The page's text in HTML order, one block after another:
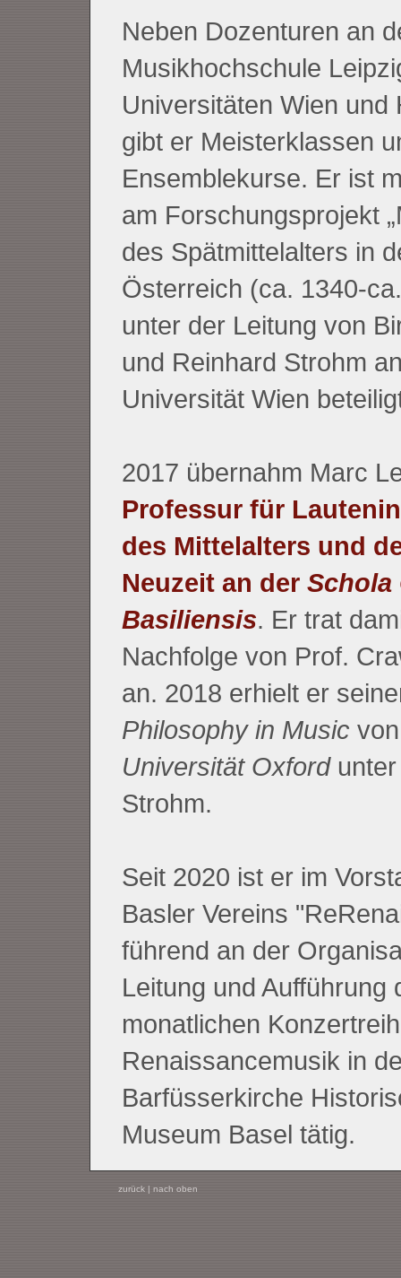
Neben Dozenturen an
Musikhochschule
Universitäten Wien und
gibt er Meisterklassen
Ensemblekurse. Er ist
am Forschungsprojekt
des Spätmittelalters in
Österreich (ca. 1340-
unter der Leitung von
und Reinhard Strohm
Universität Wien
2017 übernahm Marc
Professur für
des Mittelalters und
Neuzeit an der Schola
Basiliensis. Er trat
Nachfolge von Prof.
an. 2018 erhielt er
Philosophy in Music
Universität Oxfordunter
Strohm.
Seit 2020 ist er im
Basler Vereins
führend an der
Leitung und Aufführung
monatlichen
Renaissancemusik in
Barfüsserkirche
Museum Basel tätig.
zurück| nach oben